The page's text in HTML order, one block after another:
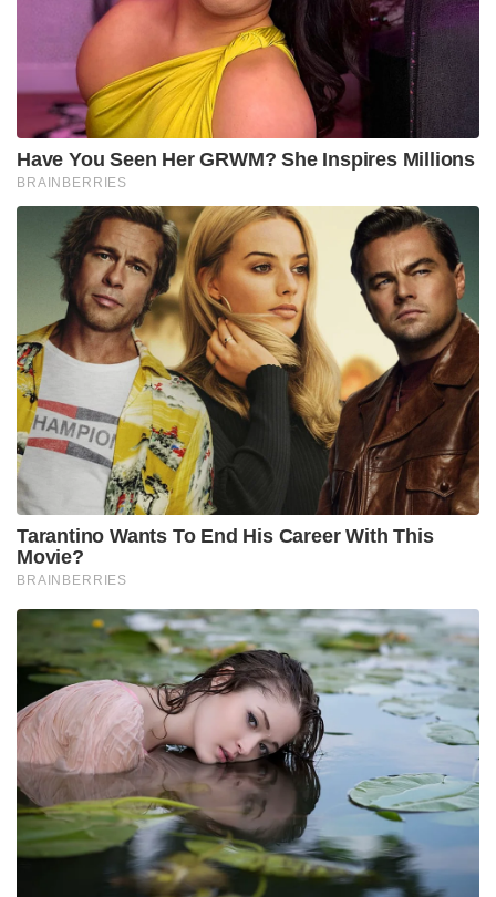
Have You Seen Her GRWM? She Inspires Millions
BRAINBERRIES
Tarantino Wants To End His Career With This
Movie?
BRAINBERRIES